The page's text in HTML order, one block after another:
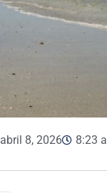
abril 8, 2026 8:23